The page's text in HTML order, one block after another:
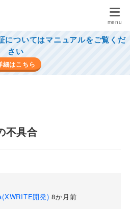
についてはマニュアルをご覧くだ
さい
細はこちら
不具合
開発) 8か月前